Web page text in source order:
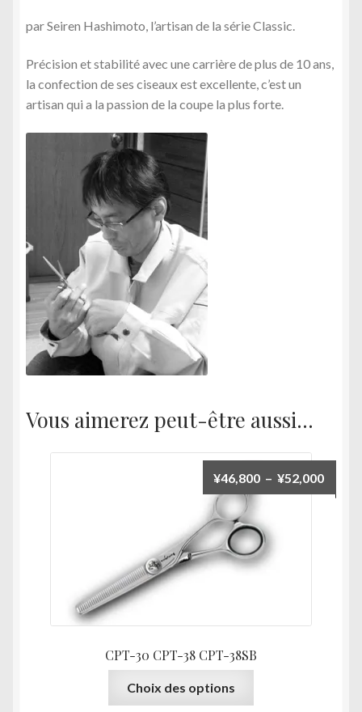
par Seiren Hashimoto, l’artisan de la série Classic.
Précision et stabilité avec une carrière de plus de 10 ans,
la confection de ses ciseaux est excellente, c’est un
artisan qui a la passion de la coupe la plus forte.
Vous aimerez peut-être aussi…
CPT-30 CPT-38 CPT-38SB
¥46,800 – ¥52,000Plage
de
Choix des options